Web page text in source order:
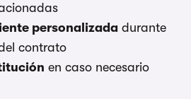
personalizada durante
contrato
en caso necesario